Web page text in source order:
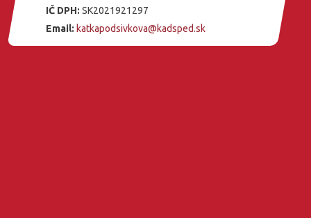
IČ DPH: SK2021921297
Email: katkapodsivkova@kadsped.sk